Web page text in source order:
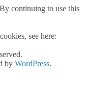
continuing to use this
see here:
by WordPress.